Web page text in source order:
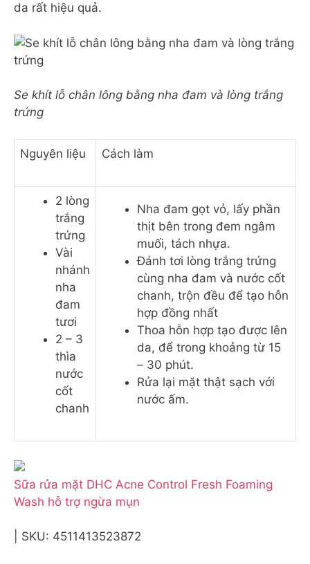
da rất hiệu quả.
Se khít lỗ chân lông bằng nha đam và lòng trắng
trứng
Nguyên liệu Cách làm
2 lòng
trắng
trứng
Vài
nhánh
nha
đam
tươi
2 – 3
thìa
nước
cốt
chanh
Nha đam gọt vỏ, lấy phần
thịt bên trong đem ngâm
muối, tách nhựa.
Đánh tơi lòng trắng trứng
cùng nha đam và nước cốt
chanh, trộn đều để tạo hỗn
hợp đồng nhất
Thoa hỗn hợp tạo được lên
da, để trong khoảng từ 15
– 30 phút.
Rửa lại mặt thật sạch với
nước ấm.
Sữa rửa mặt DHC Acne Control Fresh Foaming
Wash hỗ trợ ngừa mụn
| SKU: 4511413523872